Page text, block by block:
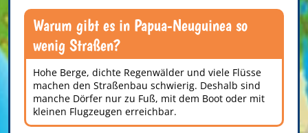
Warum gibt es in Papua-Neuguinea so
wenig Straßen?
Hohe Berge, dichte Regenwälder und viele Flüsse
machen den Straßenbau schwierig. Deshalb sind
manche Dörfer nur zu Fuß, mit dem Boot oder mit
kleinen Flugzeugen erreichbar.